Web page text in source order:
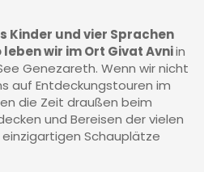
Kinder und vier Sprachen
wir im Ort Givat Avniin
Genezareth. Wenn wir nicht
auf Entdeckungstouren im
die Zeit draußen beim
und Bereisen der vielen
Schauplätze